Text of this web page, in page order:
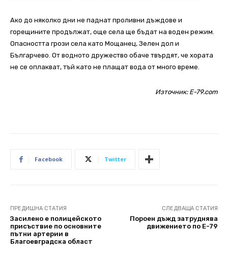
Ако до няколко дни не паднат проливни дъждове и
горещините продължат, още села ще бъдат на воден режим.
Опасността грози села като Мощанец, Зелен дол и
Българчево. От водното дружество обаче твърдят, че хората
не се оплакват, тъй като не плащат вода от много време.
Източник: E-79.com
Facebook Twitter
ПРЕДИШНА СТАТИЯ
Засилено е полицейското
присъствие по основните
пътни артерии в
Благоевградска област
СЛЕДВАЩА СТАТИЯ
Пороен дъжд затруднява
движението по Е-79